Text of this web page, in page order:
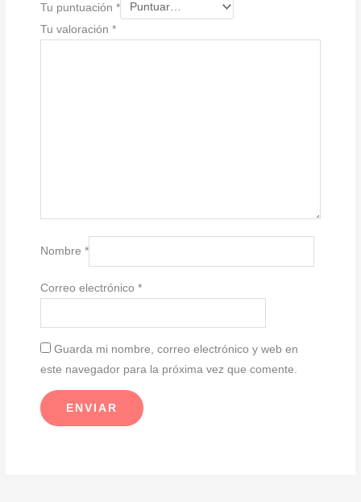
Tu puntuación*
Tu valoración*
Nombre*
Correo electrónico*
Guarda mi nombre, correo electrónico y web en
este navegador para la próxima vez que comente.